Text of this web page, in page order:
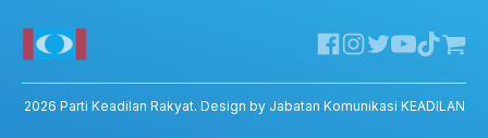
Twitter KEADILAN
Channel Telegram KEADILAN
Kedai KEADILAN
ADIL – Privacy Policy
2026 Parti Keadilan Rakyat. Design by Jabatan Komunikasi KEADILAN